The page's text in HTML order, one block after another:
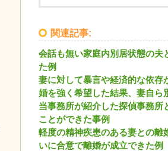
関連記事:
会話も無い家庭内別居状態の夫
た例
妻に対して暴言や経済的な依存
婚を強く希望した結果、妻自ら
当事務所が紹介した探偵事務
ことができた事例
軽度の精神疾患のある妻との離
いに合意で離婚が成立できた例